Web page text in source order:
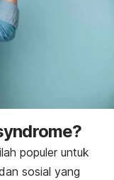
?
populer untuk
sosial yang